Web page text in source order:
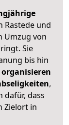
Rastede und
Umzug von
Sie
bis hin
organisieren
,
dafür, dass
Zielort in